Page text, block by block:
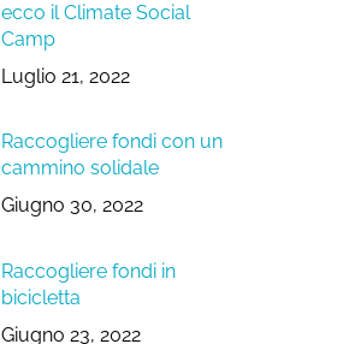
ecco il Climate Social
Camp
Luglio 21, 2022
Raccogliere fondi con un
cammino solidale
Giugno 30, 2022
Raccogliere fondi in
bicicletta
Giugno 23, 2022